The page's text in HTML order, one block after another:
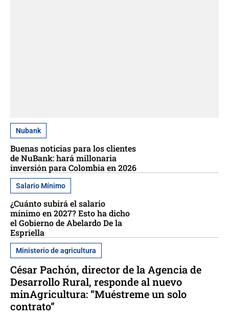
Nubank
Buenas noticias para los clientes
de NuBank: hará millonaria
inversión para Colombia en 2026
Salario Mínimo
¿Cuánto subirá el salario
mínimo en 2027? Esto ha dicho
el Gobierno de Abelardo De la
Espriella
Ministerio de agricultura
César Pachón, director de la Agencia de
Desarrollo Rural, responde al nuevo
minAgricultura: “Muéstreme un solo
contrato”